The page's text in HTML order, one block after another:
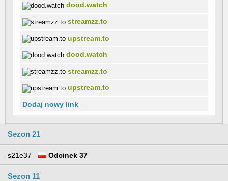
dood.watch
streamzz.to
upstream.to
dood.watch
streamzz.to
upstream.to
Dodaj nowy link
Sezon 21
s21e37 Odcinek 37
Sezon 11